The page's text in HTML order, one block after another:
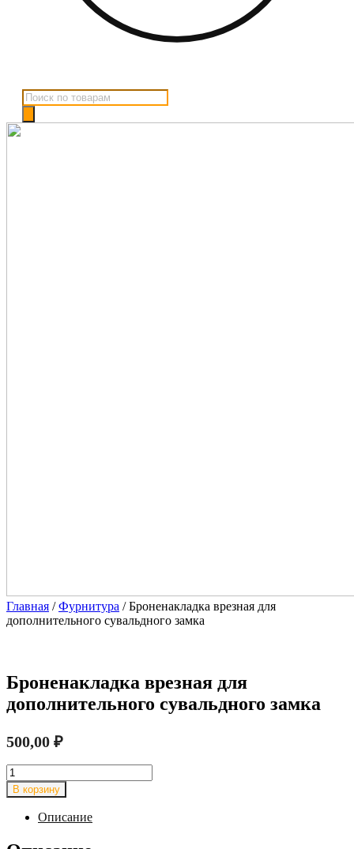
Поиск
товаров
Главная /Фурнитура / Броненакладка врезная для
дополнительного сувальдного замка
Броненакладка врезная для
дополнительного сувальдного замка
500,00 ₽
Количество
товара
Броненакладка
врезная
дополнительного
В корзину
Описание